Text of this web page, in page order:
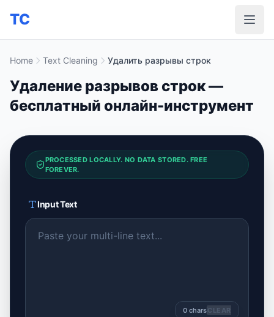
TC
Home Text Cleaning Удалить разрывы строк
Удаление разрывов строк —
бесплатный онлайн-инструмент
PROCESSED LOCALLY. NO DATA STORED. FREE
FOREVER.
Input Text
0 charsCLEAR